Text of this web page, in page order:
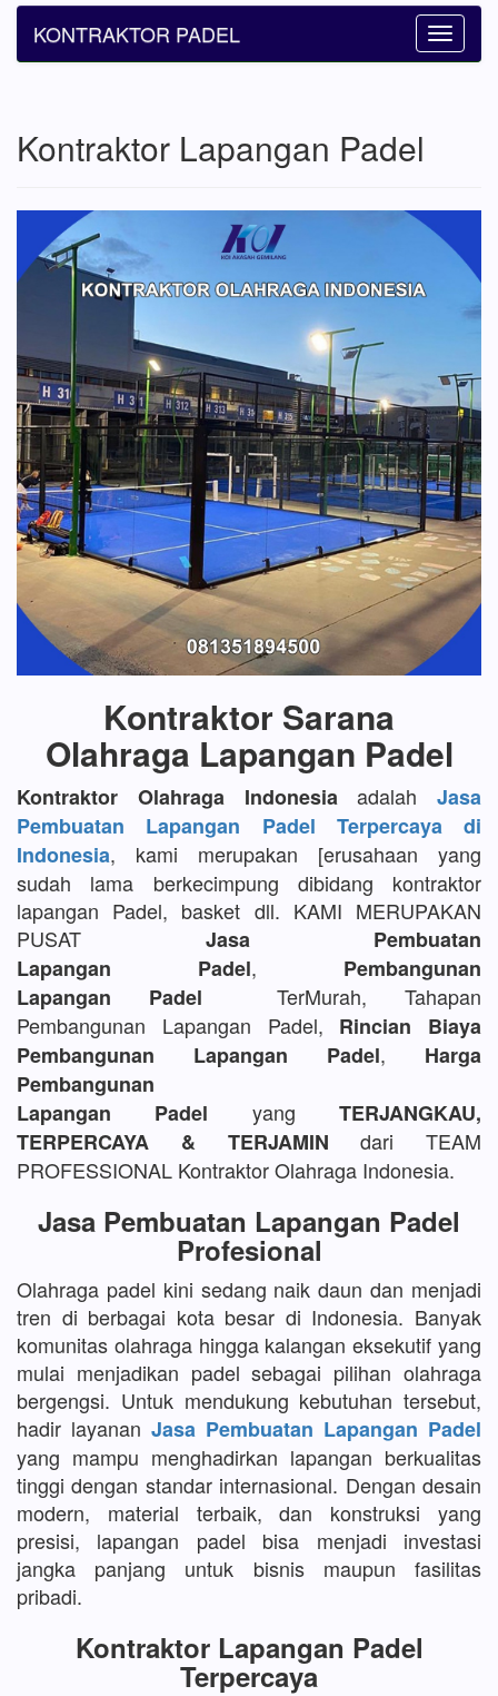
Toggle
KONTRAKTOR PADEL
Kontraktor Lapangan Padel
Kontraktor Sarana
Olahraga Lapangan Padel
Kontraktor Olahraga Indonesia adalah Jasa
Pembuatan Lapangan Padel Terpercaya di
Indonesia, kami merupakan [erusahaan yang
sudah lama berkecimpung dibidang kontraktor
lapangan Padel, basket dll. KAMI MERUPAKAN
PUSAT Jasa Pembuatan
Lapangan Padel, Pembangunan
Lapangan Padel TerMurah, Tahapan
Pembangunan Lapangan Padel, Rincian Biaya
Pembangunan Lapangan Padel, Harga
Pembangunan
Lapangan Padel yangTERJANGKAU,
TERPERCAYA & TERJAMIN dari TEAM
PROFESSIONAL Kontraktor Olahraga Indonesia.
Jasa Pembuatan Lapangan Padel
Profesional
Olahraga padel kini sedang naik daun dan menjadi
tren di berbagai kota besar di Indonesia. Banyak
komunitas olahraga hingga kalangan eksekutif yang
mulai menjadikan padel sebagai pilihan olahraga
bergengsi. Untuk mendukung kebutuhan tersebut,
hadir layanan Jasa Pembuatan Lapangan Padel
yang mampu menghadirkan lapangan berkualitas
tinggi dengan standar internasional. Dengan desain
modern, material terbaik, dan konstruksi yang
presisi, lapangan padel bisa menjadi investasi
jangka panjang untuk bisnis maupun fasilitas
pribadi.
Kontraktor Lapangan Padel
Terpercaya